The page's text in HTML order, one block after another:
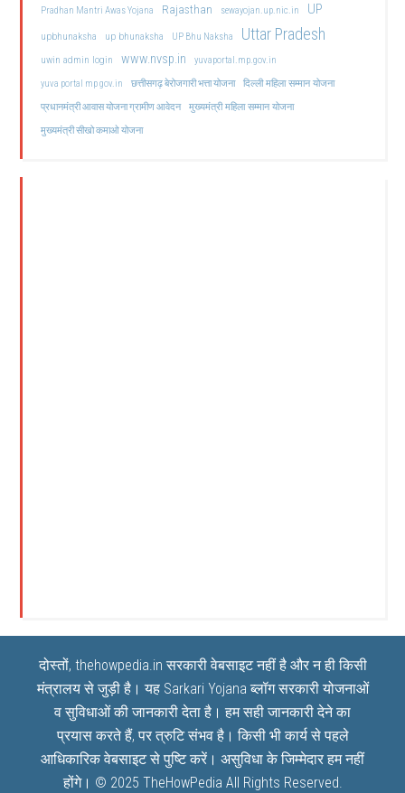
Pradhan Mantri Awas Yojana
Rajasthan sewayojan.up.nic.in UP
upbhunaksha up bhunaksha UP Bhu Naksha Uttar Pradesh
uwin admin login www.nvsp.in
yuvaportal.mp.gov.in
yuva portal mp gov.in
छत्तीसगढ़ बेरोजगारी भत्ता योजना दिल्ली महिला सम्मान योजना
प्रधानमंत्री आवास योजना ग्रामीण आवेदन मुख्यमंत्री महिला सम्मान योजना
मुख्यमंत्री सीखो कमाओ योजना
दोस्तों, thehowpedia.in सरकारी वेबसाइट नहीं है और न ही किसी
मंत्रालय से जुड़ी है। यह Sarkari Yojana ब्लॉग सरकारी योजनाओं
व सुविधाओं की जानकारी देता है। हम सही जानकारी देने का
प्रयास करते हैं, पर त्रुटि संभव है। किसी भी कार्य से पहले
आधिकारिक वेबसाइट से पुष्टि करें। असुविधा के जिम्मेदार हम नहीं
होंगे। © 2025 TheHowPedia All Rights Reserved.